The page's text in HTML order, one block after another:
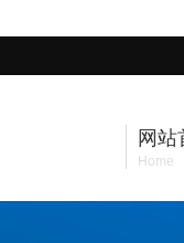
网站
Home